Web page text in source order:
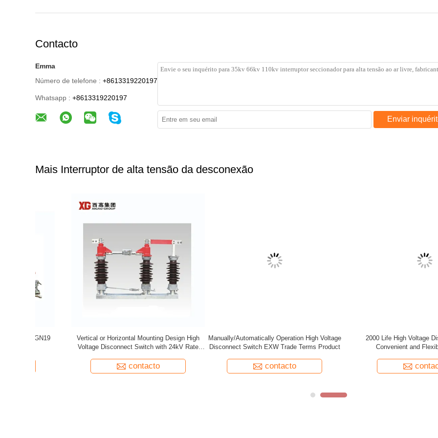
Contacto
Emma
Número de telefone : +8613319220197
Whatsapp : +8613319220197
Enviar
Mais Interruptor de alta tensão da desconexão
Manually/Automatically Operation High Voltage
Disconnect Switch EXW Trade Terms Product
contacto
2000 Life High Voltage Disconnect Switch
Convenient and Flexible Operation
contacto
High Reliability High Voltage
Switch Manually/Automatically
contacto